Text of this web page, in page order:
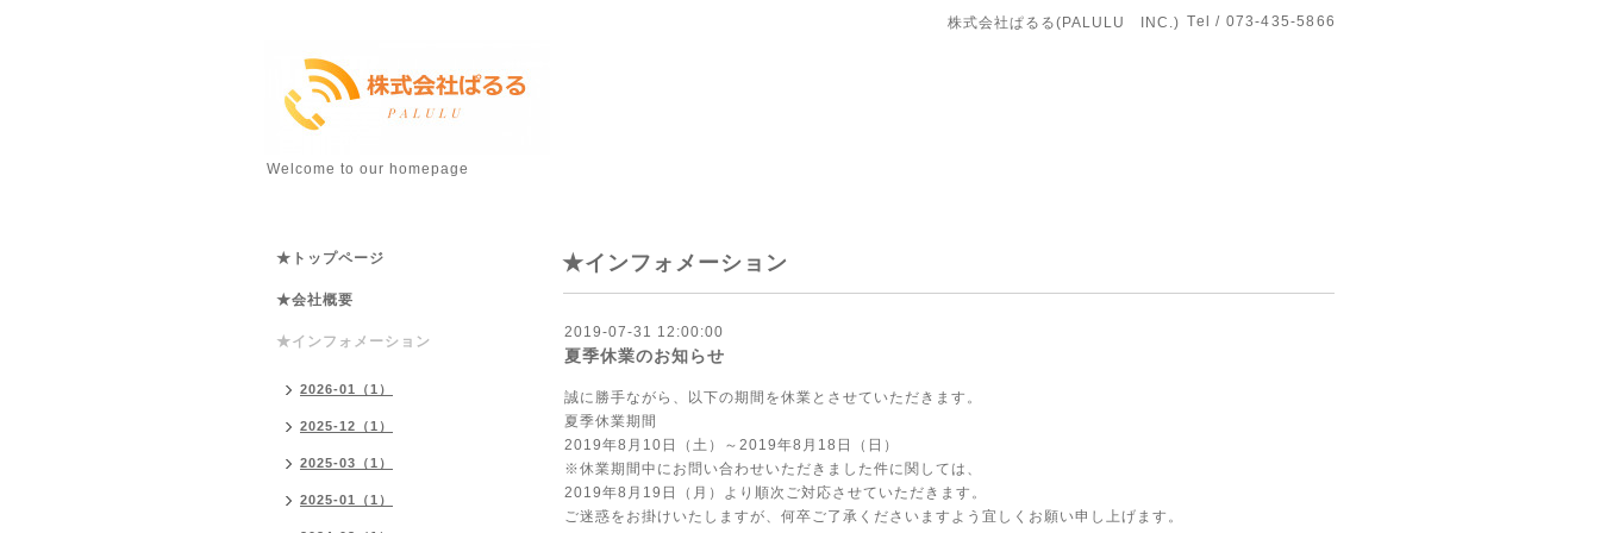
株式会社ぱるる(PALULU INC.) Tel / 073-435-5866
Welcome to our homepage
★インフォメーション
2019-07-31 12:00:00
夏季休業のお知らせ
誠に勝手ながら、以下の期間を休業とさせていただきます。
夏季休業期間
2019年8月10日（土）～2019年8月18日（日）
※休業期間中にお問い合わせいただきました件に関しては、
2019年8月19日（月）より順次ご対応させていただきます。
ご迷惑をお掛けいたしますが、何卒ご了承くださいますよう宜しくお願い申し上げます。
★トップページ
★会社概要
★インフォメーション
2026-01（1）
2025-12（1）
2025-03（1）
2025-01（1）